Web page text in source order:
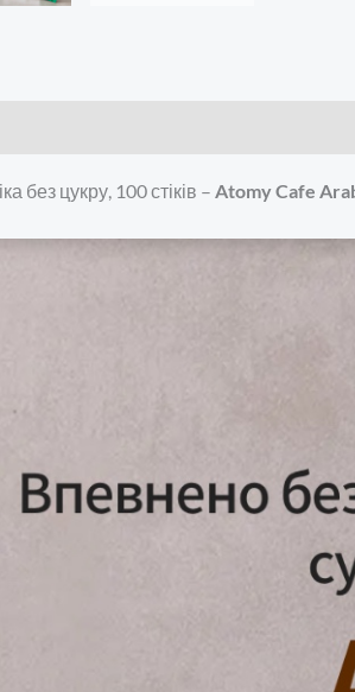
без цукру, 100 стіків – Atomy Cafe